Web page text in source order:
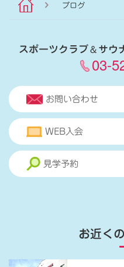
ブログ
スポーツクラブ＆サウ
03-
お問い合わせ
WEB入会
見学予約
お近く